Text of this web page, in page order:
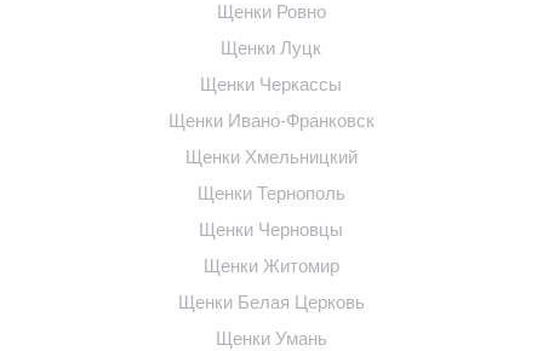
Щенки Ровно
Щенки Луцк
Щенки Черкассы
Щенки Ивано-Франковск
Щенки Хмельницкий
Щенки Тернополь
Щенки Черновцы
Щенки Житомир
Щенки Белая Церковь
Щенки Умань